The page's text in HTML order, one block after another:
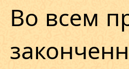
Во всем